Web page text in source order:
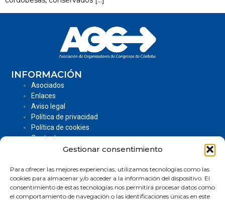
Gestionar consentimiento
Para ofrecer las mejores experiencias, utilizamos tecnologías como las
cookies para almacenar y/o acceder a la información del dispositivo. El
consentimiento de estas tecnologías nos permitirá procesar datos como
el comportamiento de navegación o las identificaciones únicas en este
INFORMACIÓN
Asociados
Enlaces
Aviso legal
Política de privacidad
Política de cookies
Contacto
Centro de Formación, Iniciativa y Apoyo a la Actividad
Empresarial.
Dirección: Jardines Virgen de la Estrella Nº1, 14006-
Córdoba.